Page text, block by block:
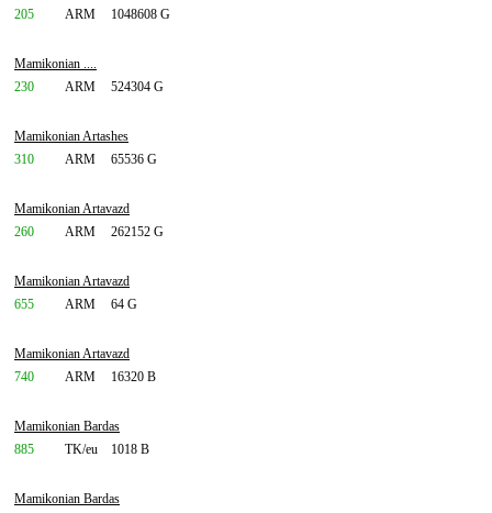
205
ARM 1048608 G
Mamikonian ....
230
ARM 524304 G
Mamikonian Artashes
310
ARM 65536 G
Mamikonian Artavazd
260
ARM 262152 G
Mamikonian Artavazd
655
ARM 64 G
Mamikonian Artavazd
740
ARM 16320 B
Mamikonian Bardas
885
TK/eu 1018 B
Mamikonian Bardas